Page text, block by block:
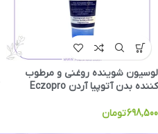
لوسیون شوینده روغنی و مرطوب
کننده بدن آتوپیا آردن Eczopro
698,500تومان